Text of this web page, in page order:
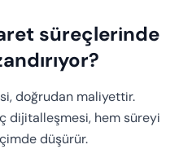
süreçlerinde
doğrudan maliyettir.
dijitalleşmesi, hem süreyi
düşürür.